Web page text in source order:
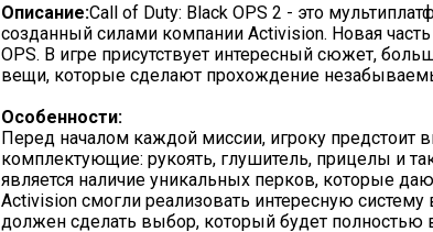
Описание:Call of Duty: Black OPS 2 - это
созданный силами компании Activision. Новая
OPS. В игре присутствует интересный сюжет,
вещи, которые сделают прохождение
Особенности:
Перед началом каждой миссии, игроку предстоит
комплектующие: рукоять, глушитель, прицелы и
является наличие уникальных перков, которые
Activision смогли реализовать интересную
должен сделать выбор, который будет полностью